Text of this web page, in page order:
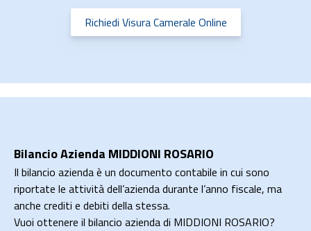
Richiedi Visura Camerale Online
Bilancio Azienda MIDDIONI ROSARIO
Il bilancio azienda è un documento contabile in cui sono
riportate le attività dell’azienda durante l’anno fiscale, ma
anche crediti e debiti della stessa.
Vuoi ottenere il bilancio azienda di MIDDIONI ROSARIO?